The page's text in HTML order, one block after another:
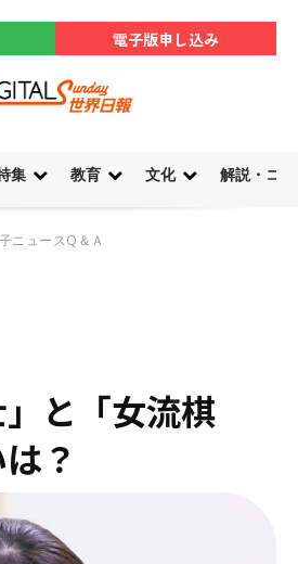
電子版申し込み
集 教育 文化 解説・コ
ニュースQ＆Ａ
」と「女流棋
？